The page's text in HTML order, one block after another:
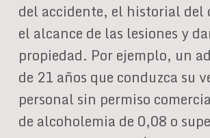
del accidente, el historial del
el alcance de las lesiones y
propiedad. Por ejemplo, un
de 21 años que conduzca su
personal sin permiso
de alcoholemia de 0,08 o